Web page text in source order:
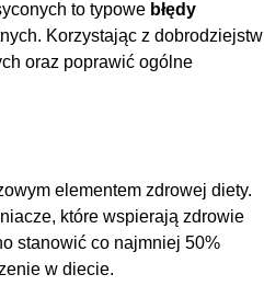
to typowe błędy
Korzystając z dobrodziejstw
oraz poprawić ogólne
elementem zdrowej diety.
które wspierają zdrowie
stanowić co najmniej 50%
w diecie.